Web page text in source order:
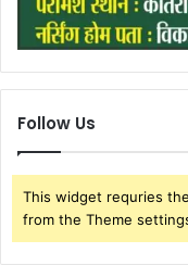
Follow Us
This widget requries
from the Theme